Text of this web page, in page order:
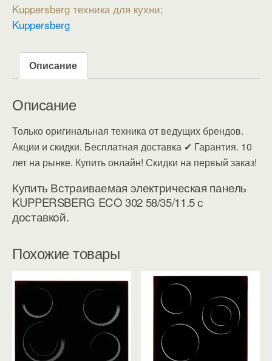
Kuppersberg техника для кухни
Kuppersberg
Описание
Описание
Только оригинальная техника от ведущих брендов.
Акции и скидки. Бесплатная доставка ✔ Гарантия. 10
лет на рынке. Купить онлайн! Скидки на первый заказ!
Купить Встраиваемая электрическая панель
KUPPERSBERG ECO 302 58/35/11.5 с
доставкой.
Похожие товары